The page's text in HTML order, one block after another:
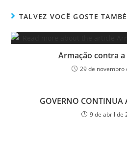
TALVEZ VOCÊ GOSTE
Armação contra a
29 de novembro
GOVERNO CONTINUA
9 de abril de